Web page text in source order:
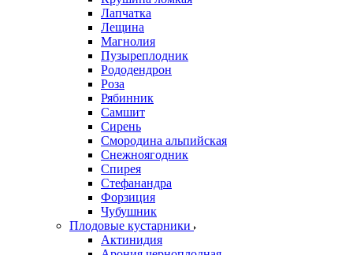
Лапчатка
Лещина
Магнолия
Пузыреплодник
Рододендрон
Роза
Рябинник
Самшит
Сирень
Смородина альпийская
Снежноягодник
Спирея
Стефанандра
Форзиция
Чубушник
Плодовые кустарники
Актинидия